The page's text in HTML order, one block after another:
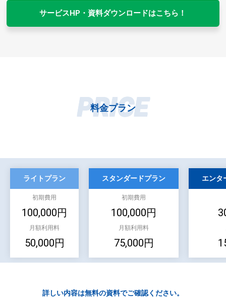
サービスHP・資料ダウンロードはこちら！
PRICE
料金プラン
ライトプラン
初期費用
100,000円
月額利用料
50,000円
スタンダードプラン
初期費用
100,000円
月額利用料
75,000円
エンタ
詳しい内容は無料の資料でご確認ください。